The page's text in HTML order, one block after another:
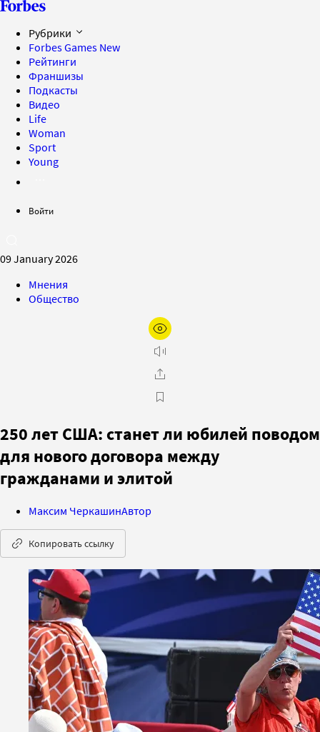
Рубрики
Forbes Games New
Рейтинги
Франшизы
Подкасты
Видео
Life
Woman
Sport
Young
Войти
09 January 2026
Мнения
Общество
250 лет США: станет ли юбилей поводом
для нового договора между
гражданами и элитой
Максим ЧеркашинАвтор
Копировать ссылку